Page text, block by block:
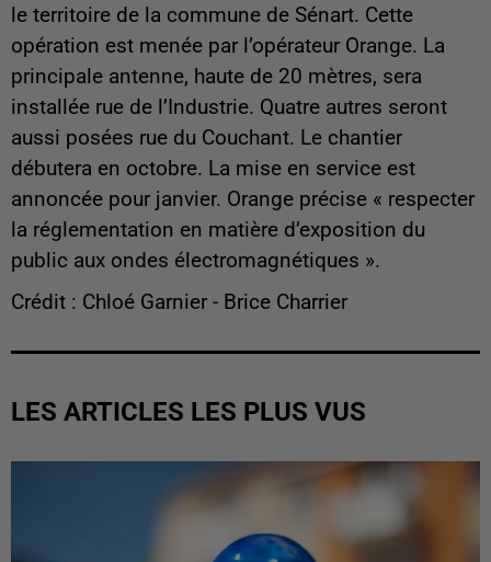
le territoire de la commune de Sénart. Cette
opération est menée par l’opérateur Orange. La
principale antenne, haute de 20 mètres, sera
installée rue de l’Industrie. Quatre autres seront
aussi posées rue du Couchant. Le chantier
débutera en octobre. La mise en service est
annoncée pour janvier. Orange précise « respecter
la réglementation en matière d’exposition du
public aux ondes électromagnétiques ».
Crédit : Chloé Garnier - Brice Charrier
LES ARTICLES LES PLUS VUS